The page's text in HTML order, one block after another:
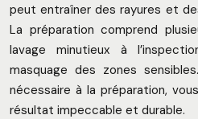
peut entraîner des rayures et
La préparation comprend
lavage minutieux à
masquage des zones
nécessaire à la préparation,
résultat impeccable et durable.